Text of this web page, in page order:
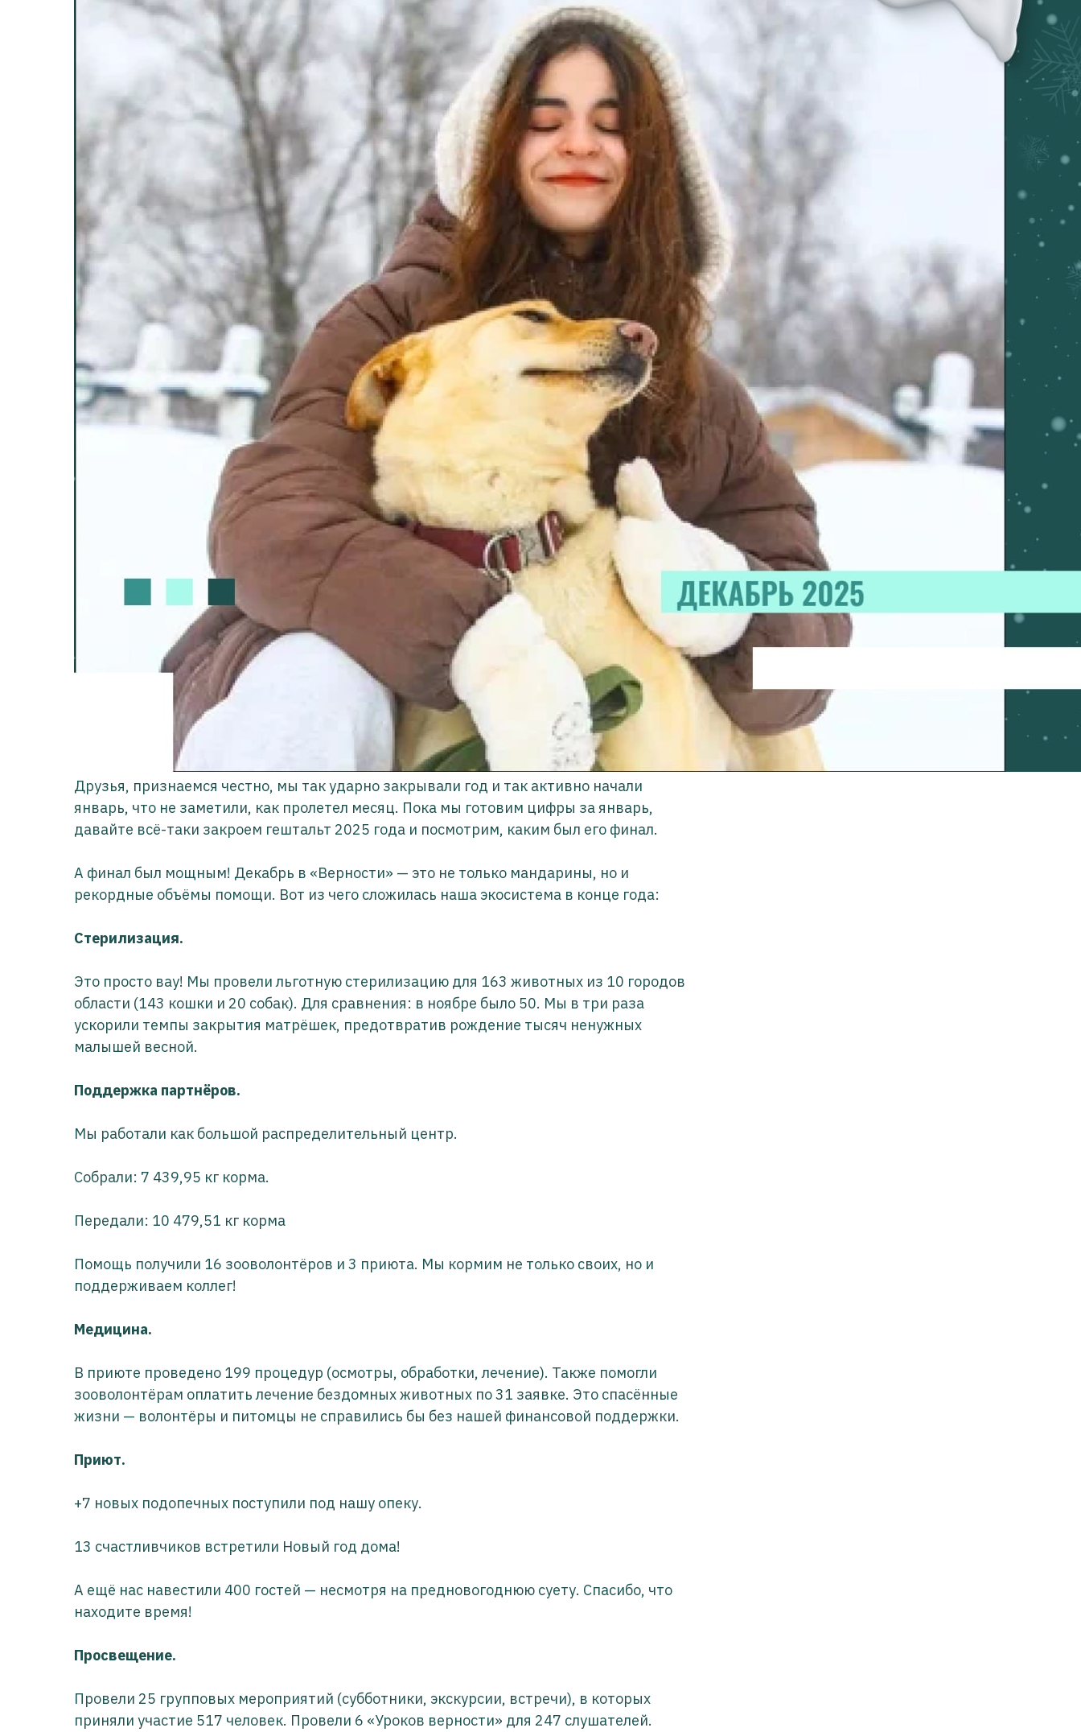
Друзья, признаемся честно, мы так ударно закрывали год и так активно начали
январь, что не заметили, как пролетел месяц. Пока мы готовим цифры за январь,
давайте всё-таки закроем гештальт 2025 года и посмотрим, каким был его финал.
А финал был мощным! Декабрь в «Верности» — это не только мандарины, но и
рекордные объёмы помощи. Вот из чего сложилась наша экосистема в конце года:
Стерилизация.
Это просто вау! Мы провели льготную стерилизацию для 163 животных из 10 городов
области (143 кошки и 20 собак). Для сравнения: в ноябре было 50. Мы в три раза
ускорили темпы закрытия матрёшек, предотвратив рождение тысяч ненужных
малышей весной.
Поддержка партнёров.
Мы работали как большой распределительный центр.
Собрали: 7 439,95 кг корма.
Передали: 10 479,51 кг корма
Помощь получили 16 зооволонтёров и 3 приюта. Мы кормим не только своих, но и
поддерживаем коллег!
Медицина.
В приюте проведено 199 процедур (осмотры, обработки, лечение). Также помогли
зооволонтёрам оплатить лечение бездомных животных по 31 заявке. Это спасённые
жизни — волонтёры и питомцы не справились бы без нашей финансовой поддержки.
Приют.
+7 новых подопечных поступили под нашу опеку.
13 счастливчиков встретили Новый год дома!
А ещё нас навестили 400 гостей — несмотря на предновогоднюю суету. Спасибо, что
находите время!
Просвещение.
Провели 25 групповых мероприятий (субботники, экскурсии, встречи), в которых
приняли участие 517 человек. Провели 6 «Уроков верности» для 247 слушателей.